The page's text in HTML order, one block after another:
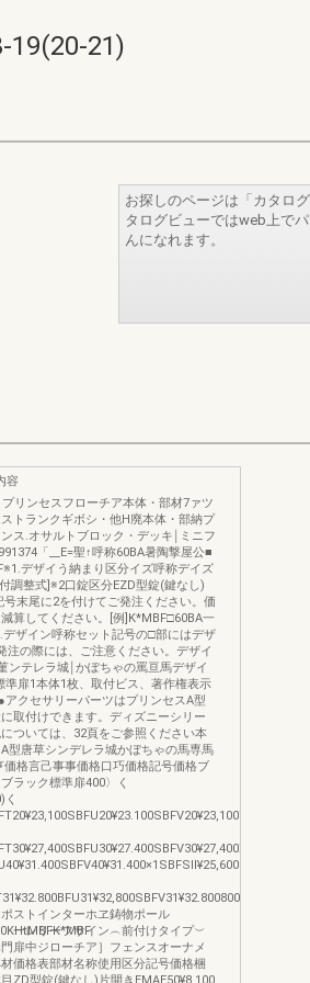
19(20-21)
お探しのページは「カタロ
タログビューではweb上で
んになれます。
容
リンセスフローチア本体・部材7ァツ
トランクギボシ・他H廃本体・部納プ
ス.オサルトブロック・デッキ￨ミニフ
「__E=聖↑呼称60BA暑陶撃屋公■
デザイう納まり区分イズ呼称デイズ
調整式]※2口錠区分EZD型錠(鍵なし)
末尾に2を付けてご発注ください。価
算してください。[例]K*MBF□60BA一
ザイン呼称セット記号の□部にはデザ
注の際には、ご注意ください。デザイ
ンテレラ城￨かぽちゃの罵亘馬デザイ
扉1本体1枚、取付ビス、著作権表示
アクセサリーパーツはプリンセスA型
取付けできます。ディズニーシリー
ついては、32頁をご参照ください本
型唐草シンデレラ城かぼちゃの馬専馬
格言己事事価格口巧価格記号価格ブ
ラック標準扉400〉く
ポストインターホヱ鋳物ポール
一レリーフサイン︵前付けタイプ︶
扉中ジローチア］フェンスオーナメ
価格表部材名称使用区分記号価格梱